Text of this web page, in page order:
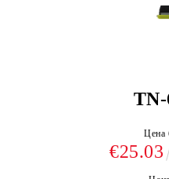
TN-
Цена
€25.03